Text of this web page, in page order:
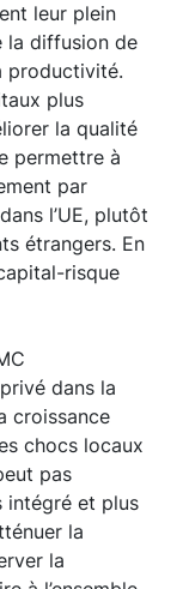
leur plein
la diffusion de
productivité.
plus
la qualité
permettre à
par
l’UE, plutôt
étrangers. En
risque
dans la
croissance
chocs locaux
pas
intégré et plus
la
la